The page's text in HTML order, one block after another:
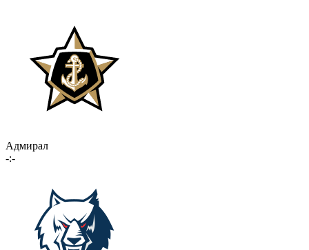
Адмирал
-:-